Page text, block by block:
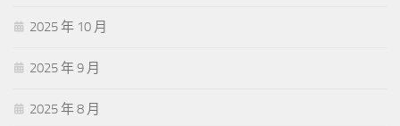
2025 年 10 月
2025 年 9 月
2025 年 8 月